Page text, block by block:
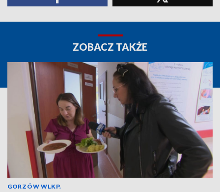
ZOBACZ TAKŻE
GORZÓW WLKP.